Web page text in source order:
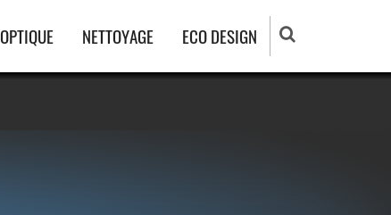
OPTIQUE NETTOYAGE ECO DESIGN